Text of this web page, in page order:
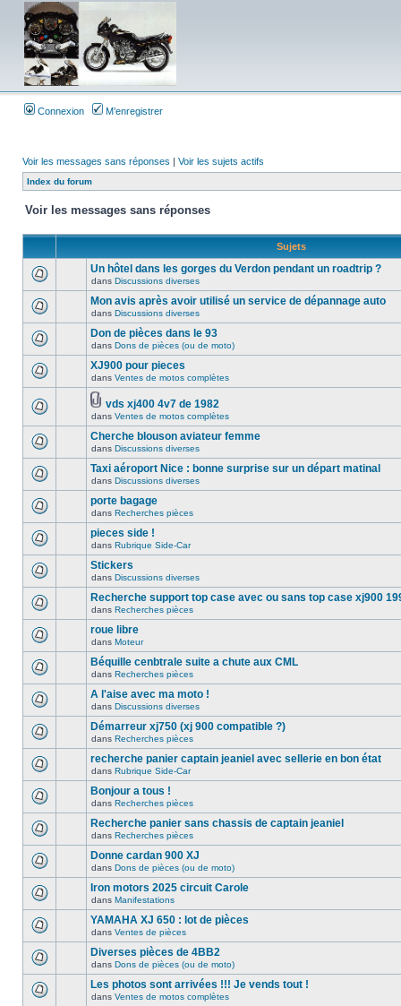
Connexion M’enregistrer
Voir les messages sans réponses | Voir les sujets actifs
Index du forum
Voir les messages sans réponses
Sujets
Un hôtel dans les gorges du Verdon pendant un roadtrip ?
dans Discussions diverses
Mon avis après avoir utilisé un service de dépannage auto
dans Discussions diverses
Don de pièces dans le 93
dans Dons de pièces (ou de moto)
XJ900 pour pieces
dans Ventes de motos complètes
vds xj400 4v7 de 1982
dans Ventes de motos complètes
Cherche blouson aviateur femme
dans Discussions diverses
Taxi aéroport Nice : bonne surprise sur un départ matinal
dans Discussions diverses
porte bagage
dans Recherches pièces
pieces side !
dans Rubrique Side-Car
Stickers
dans Discussions diverses
Recherche support top case avec ou sans top case xj900
dans Recherches pièces
roue libre
dans Moteur
Béquille cenbtrale suite a chute aux CML
dans Recherches pièces
A l'aise avec ma moto !
dans Discussions diverses
Démarreur xj750 (xj 900 compatible ?)
dans Recherches pièces
recherche panier captain jeaniel avec sellerie en bon état
dans Rubrique Side-Car
Bonjour a tous !
dans Recherches pièces
Recherche panier sans chassis de captain jeaniel
dans Recherches pièces
Donne cardan 900 XJ
dans Dons de pièces (ou de moto)
Iron motors 2025 circuit Carole
dans Manifestations
YAMAHA XJ 650 : lot de pièces
dans Ventes de pièces
Diverses pièces de 4BB2
dans Dons de pièces (ou de moto)
Les photos sont arrivées !!! Je vends tout !
dans Ventes de motos complètes